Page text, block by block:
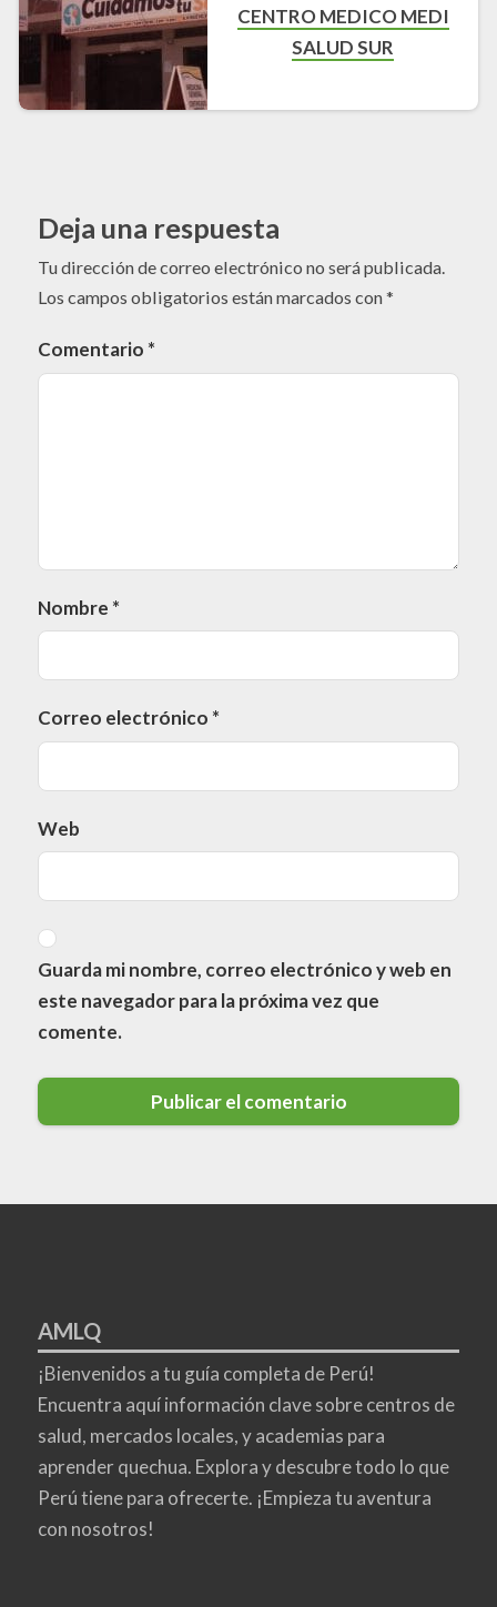
CENTRO MEDICO MEDI
SALUD SUR
Deja una respuesta
Tu dirección de correo electrónico no será publicada.
Los campos obligatorios están marcados con*
Comentario *
Nombre *
Correo electrónico *
Web
Guarda mi nombre, correo electrónico y web en
este navegador para la próxima vez que
comente.
AMLQ
¡Bienvenidos a tu guía completa de Perú!
Encuentra aquí información clave sobre centros de
salud, mercados locales, y academias para
aprender quechua. Explora y descubre todo lo que
Perú tiene para ofrecerte. ¡Empieza tu aventura
con nosotros!